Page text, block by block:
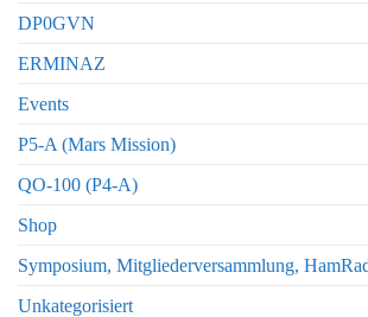
DP0GVN
ERMINAZ
Events
P5-A (Mars Mission)
QO-100 (P4-A)
Shop
Symposium, Mitgliederversammlung,
Unkategorisiert